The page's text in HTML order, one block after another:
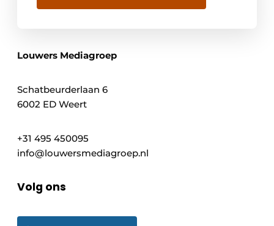
Louwers Mediagroep
Schatbeurderlaan 6
6002 ED Weert
+31 495 450095
info@louwersmediagroep.nl
Volg ons